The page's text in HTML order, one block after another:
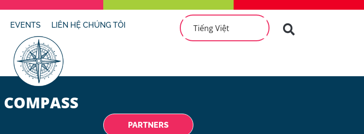
EVENTS LIÊN HỆ CHÚNG TÔI Tiếng Việt
COMPASS
PARTNERS